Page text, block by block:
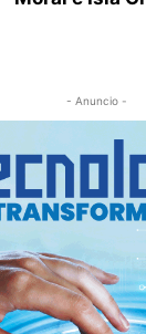
- Anuncio -